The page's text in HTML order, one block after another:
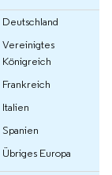
Deutschland
Vereinigtes
Königreich
Frankreich
Italien
Spanien
Übriges Europa